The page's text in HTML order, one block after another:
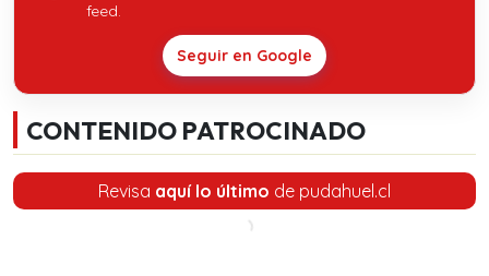
feed.
Seguir en Google
CONTENIDO PATROCINADO
Revisa aquí lo último de pudahuel.cl